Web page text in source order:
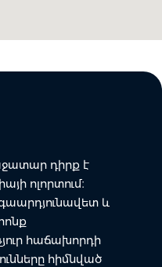
դիրք է
ոլորտում։
և
հաճախորդի
հիմնված